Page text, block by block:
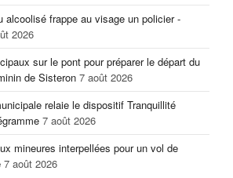
alcoolisé frappe au visage un policier -
2026
sur le pont pour préparer le départ du
de Sisteron 7 août 2026
relaie le dispositif Tranquillité
7 août 2026
mineures interpellées pour un vol de
7 août 2026